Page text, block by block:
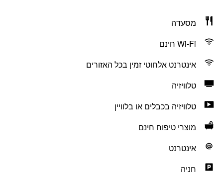
מסעדה
Wi-Fi חינם
אינטרנט אלחוטי זמין בכל האזורים
טלוויזיה
טלוויזיה בכבלים או בלוויין
מוצרי טיפוח חינם
אינטרנט
חניה